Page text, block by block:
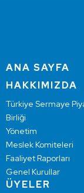
ANA SAYFA
HAKKIMIZDA
Türkiye Sermaye
Birliği
Yönetim
Meslek Komiteleri
Faaliyet Raporları
Genel Kurullar
ÜYELER